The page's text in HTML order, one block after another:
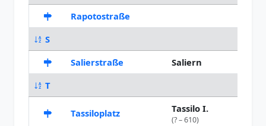
Rapotostraße
S
Salierstraße
Saliern
T
Tassiloplatz Tassilo I.
(? – 610)